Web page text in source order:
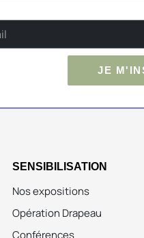
JE
SENSIBILISATION
Nos expositions
Opération Drapeau
Conférences